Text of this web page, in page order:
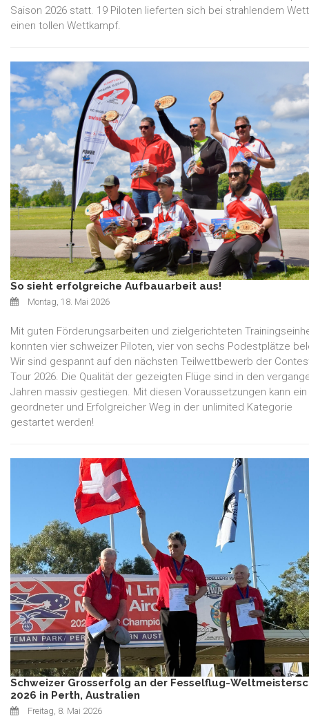
Saison 2026 statt. 19 Piloten lieferten sich bei strahlendem
einen tollen Wettkampf.
So sieht erfolgreiche Aufbauarbeit aus!
Montag, 18. Mai 2026
Mit guten Förderungsarbeiten und zielgerichteten
konnten vier schweizer Piloten, vier von sechs Podestplätze
Wir sind gespannt auf den nächsten Teilwettbewerb der
Tour 2026. Die Qualität der gezeigten Flüge sind in den
Jahren massiv gestiegen. Mit diesen Voraussetzungen kann ein
geordneter und Erfolgreicher Weg in der unlimited Kategorie
gestartet werden!
Schweizer Grosserfolg an der Fesselflug-
2026 in Perth, Australien
Freitag, 8. Mai 2026